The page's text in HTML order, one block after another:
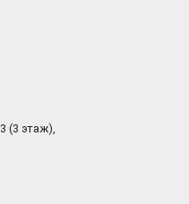
(3 этаж),